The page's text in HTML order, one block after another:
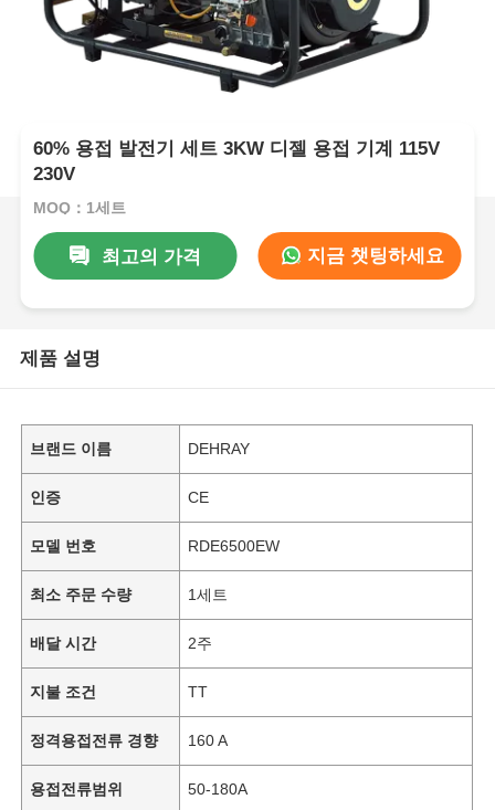
60% 용접 발전기 세트 3KW 디젤 용접 기계 115V
230V
MOQ：1세트
최고의 가격 지금 챗팅하세요
제품 설명
브랜드 이름 DEHRAY
인증 CE
모델 번호 RDE6500EW
최소 주문 수량 1세트
배달 시간 2주
지불 조건 TT
정격용접전류 경향 160 A
용접전류범위 50-180A